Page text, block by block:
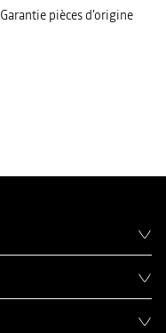
Garantie pièces d'origine